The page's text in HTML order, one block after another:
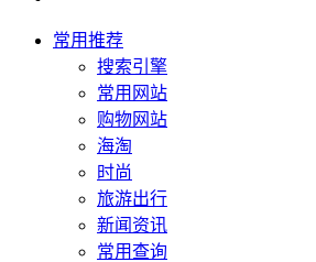
常用推荐
搜索引擎
常用网站
购物网站
海淘
时尚
旅游出行
新闻资讯
常用查询